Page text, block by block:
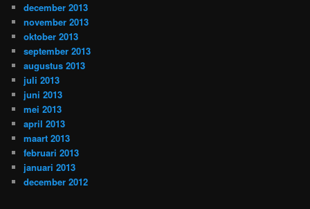
december 2013
november 2013
oktober 2013
september 2013
augustus 2013
juli 2013
juni 2013
mei 2013
april 2013
maart 2013
februari 2013
januari 2013
december 2012